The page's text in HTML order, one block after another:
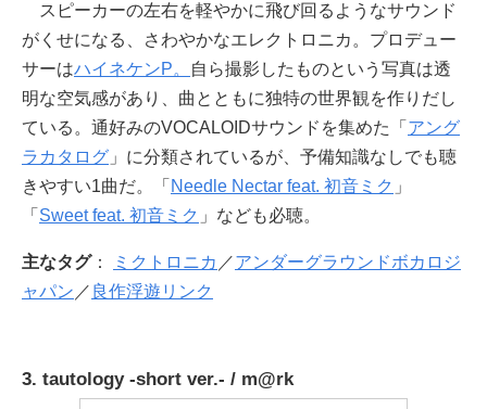
スピーカーの左右を軽やかに飛び回るようなサウンド
がくせになる、さわやかなエレクトロニカ。プロデュー
サーはハイネケンP。
自ら撮影したものという写真は透
明な空気感があり、曲とともに独特の世界観を作りだし
ている。通好みのVOCALOIDサウンドを集めた「 アング
ラカタログ 」に分類されているが、予備知識なしでも聴
きやすい1曲だ。「 Needle Nectar feat. 初音ミク 」
「 Sweet feat. 初音ミク 」なども必聴。
主なタグ： ミクトロニカ ／アンダーグラウンドボカロジ
ャパン ／ 良作浮遊リンク
3. tautology -short ver.- / m@rk